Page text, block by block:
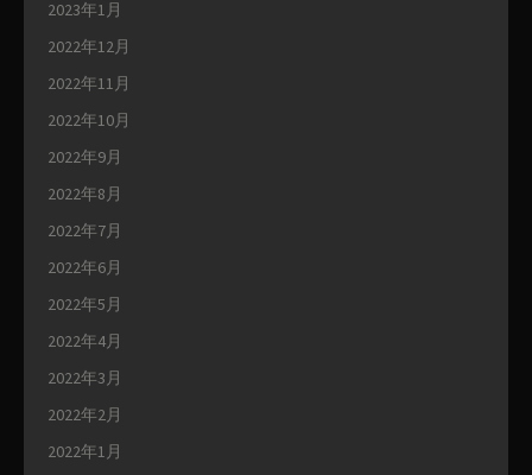
2023年1月
2022年12月
2022年11月
2022年10月
2022年9月
2022年8月
2022年7月
2022年6月
2022年5月
2022年4月
2022年3月
2022年2月
2022年1月